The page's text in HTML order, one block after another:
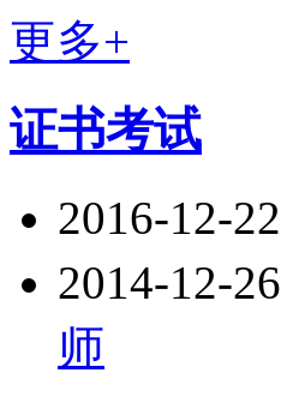
更多+
证书考试
2016-12-22
2014-12-26
师